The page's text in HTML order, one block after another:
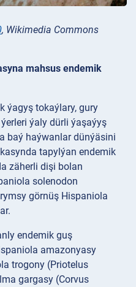
, Wikimedia Commons
mahsus endemik
ýagyş tokaýlary, gury
ýaly dürli ýaşaýyş
baý haýwanlar dünýäsini
tapylýan endemik
zäherli dişi bolan
solenodon
görnüş Hispaniola
endemik guş
amazonyasy
trogony (Priotelus
gargasy (Corvus